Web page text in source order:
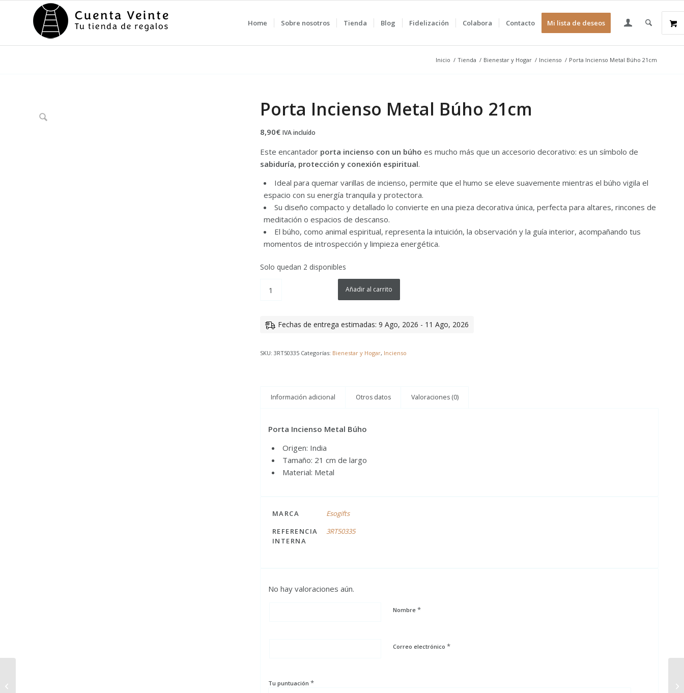
Home Sobre nosotros Tienda Blog Fidelización Colabora Contacto Mi lista de deseos
Inicio / Tienda / Bienestar y Hogar / Incienso / Porta Incienso Metal Búho 21cm
Porta Incienso Metal Búho 21cm
8,90€ IVA incluído
Este encantador porta incienso con un búho es mucho más que un accesorio decorativo: es un símbolo de
sabiduría, protección y conexión espiritual.
Ideal para quemar varillas de incienso, permite que el humo se eleve suavemente mientras el búho vigila el
espacio con su energía tranquila y protectora.
Su diseño compacto y detallado lo convierte en una pieza decorativa única, perfecta para altares, rincones de
meditación o espacios de descanso.
El búho, como animal espiritual, representa la intuición, la observación y la guía interior, acompañando tus
momentos de introspección y limpieza energética.
Solo quedan 2 disponibles
Añadir al carrito
Fechas de entrega estimadas: 9 Ago, 2026 - 11 Ago, 2026
SKU: 3RT50335 Categorías: Bienestar y Hogar, Incienso
Información adicional Otros datos Valoraciones (0)
Porta Incienso Metal Búho
Origen: India
Tamaño: 21 cm de largo
Material: Metal
MARCA
Esogifts
REFERENCIA
INTERNA
3RT50335
No hay valoraciones aún.
Nombre *
Correo electrónico *
Tu puntuación *